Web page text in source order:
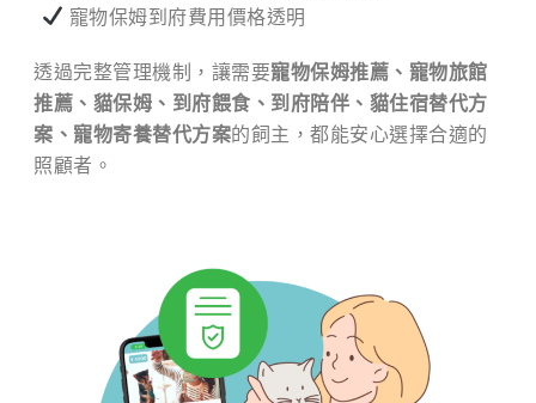
寵物保姆到府費用價格透明
透過完整管理機制，讓需要寵物保姆推薦、寵物旅館
推薦、貓保姆、到府餵食、到府陪伴、貓住宿替代方
案、寵物寄養替代方案的飼主，都能安心選擇合適的
照顧者。